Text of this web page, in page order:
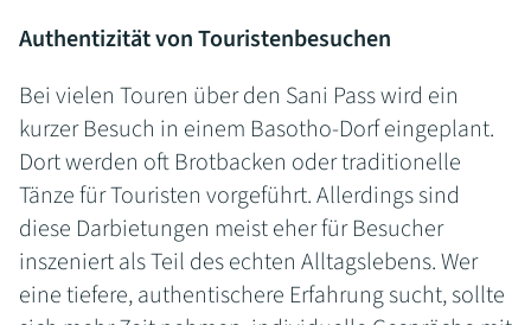
Authentizität von Touristenbesuchen
Bei vielen Touren über den Sani Pass wird ein
kurzer Besuch in einem Basotho-Dorf eingeplant.
Dort werden oft Brotbacken oder traditionelle
Tänze für Touristen vorgeführt. Allerdings sind
diese Darbietungen meist eher für Besucher
inszeniert als Teil des echten Alltagslebens. Wer
eine tiefere, authentischere Erfahrung sucht, sollte